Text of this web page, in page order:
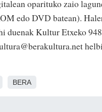
oparituko zaio
edo DVD batean).
duenak Kultur Etxeko
BERA